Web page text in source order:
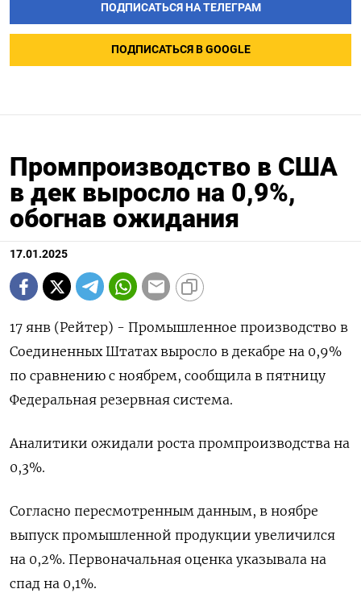
ПОДПИСАТЬСЯ НА ТЕЛЕГРАМ
ПОДПИСАТЬСЯ В GOOGLE
Промпроизводство в США
в дек выросло на 0,9%,
обогнав ожидания
17.01.2025
17 янв (Рейтер) - Промышленное производство в
Соединенных Штатах выросло в декабре на 0,9%
по сравнению с ноябрем, сообщила в пятницу
Федеральная резервная система.
Аналитики ожидали роста промпроизводства на
0,3%.
Согласно пересмотренным данным, в ноябре
выпуск промышленной продукции увеличился
на 0,2%. Первоначальная оценка указывала на
спад на 0,1%.